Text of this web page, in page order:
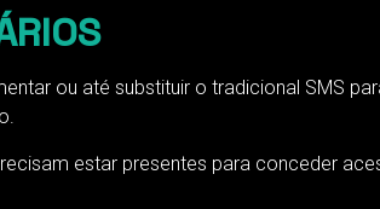
ou até substituir o tradicional SMS
estar presentes para conceder